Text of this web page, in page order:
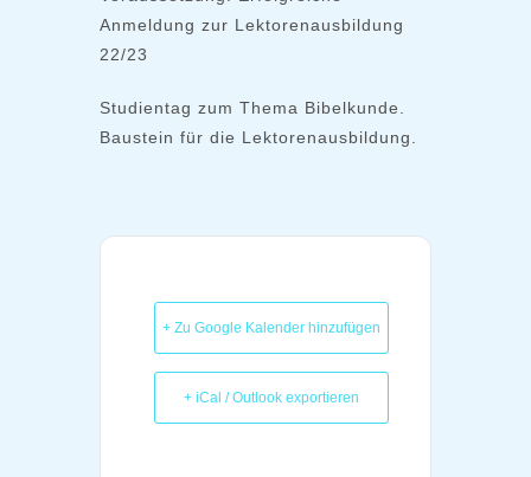
Anmeldung zur Lektorenausbildung
22/23
Studientag zum Thema Bibelkunde.
Baustein für die Lektorenausbildung.
+ Zu Google Kalender hinzufügen
+ iCal / Outlook exportieren